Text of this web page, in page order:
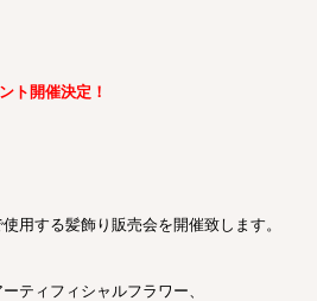
ト開催決定！
用する髪飾り販売会を開催致します。
ティフィシャルフラワー、